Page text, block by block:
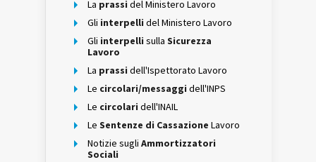
La prassi del Ministero Lavoro
Gli interpelli del Ministero Lavoro
Gli interpelli sulla Sicurezza
Lavoro
La prassi dell'Ispettorato Lavoro
Le circolari/messaggi dell'INPS
Le circolari dell'INAIL
Le Sentenze di Cassazione Lavoro
Notizie sugli Ammortizzatori
Sociali